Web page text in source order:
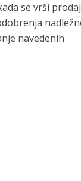
se vrši
navedenih